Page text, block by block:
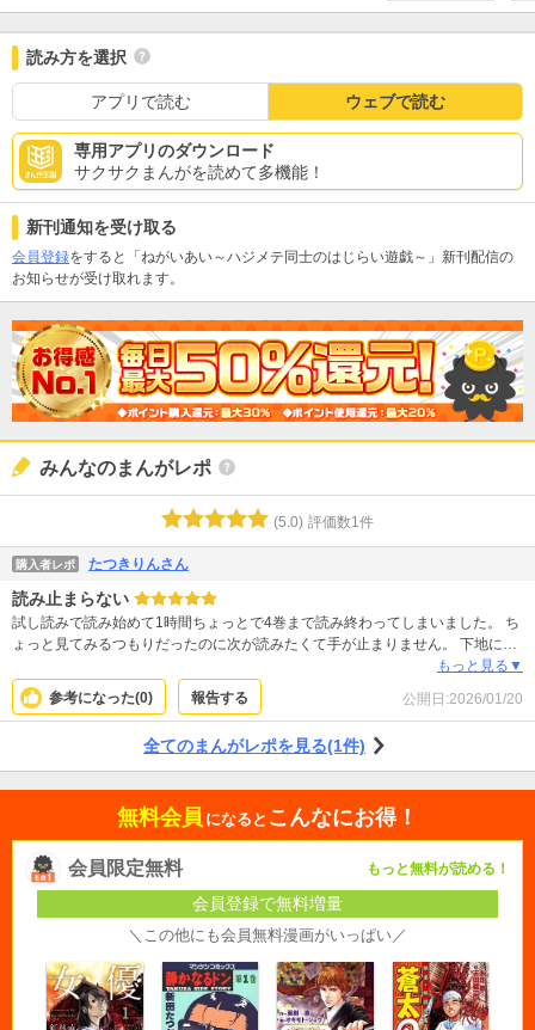
読み方を選択
アプリで読む ウェブで読む
専用アプリのダウンロード
サクサクまんがを読めて多機能！
新刊通知を受け取る
会員登録をすると「ねがいあい～ハジメテ同士のはじらい遊戯～」新刊配信の
お知らせが受け取れます。
みんなのまんがレポ
(5.0) 評価数1件
購入者レポ たつきりんさん
読み止まらない
試し読みで読み始めて1時間ちょっとで4巻まで読み終わってしまいました。 ち
ょっと見てみるつもりだったのに次が読みたくて手が止まりません。 下地に小
説が出来上がってるのか、文章を読んでいても楽しいしワクワクするしそれを
補って余りある作画の良さでどんどん次のページに読み進んでしまいます。 所
作の機微から心情の機微、時間の流れ。滔々と進むときもあれば妄想の世界に
する表現力と画力。 それぞれのキャラに感情移入しながら読み進むのでどん
どん心が満たされていきます。 文と画がシナジーを生んでいる素晴らしい作品
で次巻が今から楽しみです。
もっと見る▼
参考になった(0) 報告する 公開日:2026/01/20
全てのまんがレポを見る(1件)
無料会員 になると こんなにお得！
会員限定無料 もっと無料が読める！
会員登録で無料増量
＼この他にも会員無料漫画がいっぱい／